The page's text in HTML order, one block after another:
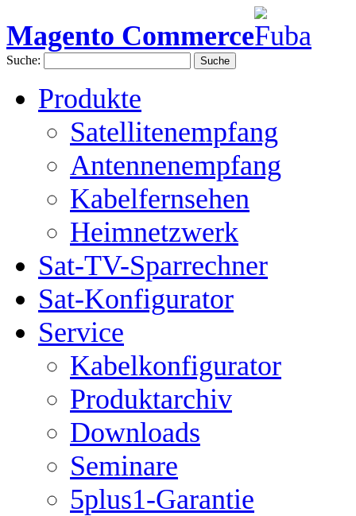
Magento Commerce
Suche: Suche
Produkte
Satellitenempfang
Antennenempfang
Kabelfernsehen
Heimnetzwerk
Sat-TV-Sparrechner
Sat-Konfigurator
Service
Kabelkonfigurator
Produktarchiv
Downloads
Seminare
5plus1-Garantie